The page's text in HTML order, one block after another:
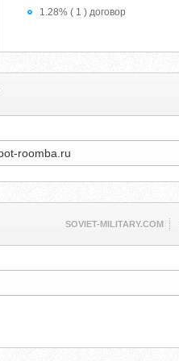
1.28% ( 1 ) договор
SOVIET-MILITARY.COM